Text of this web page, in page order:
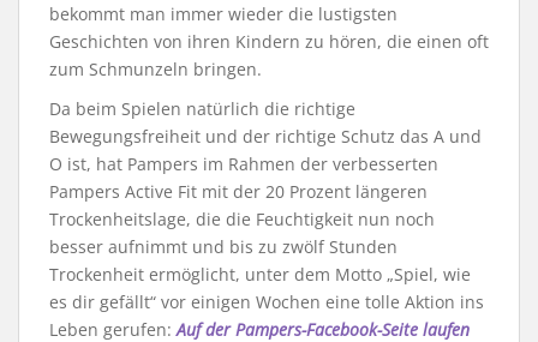
bekommt man immer wieder die lustigsten
Geschichten von ihren Kindern zu hören, die einen oft
zum Schmunzeln bringen.
Da beim Spielen natürlich die richtige
Bewegungsfreiheit und der richtige Schutz das A und
O ist, hat Pampers im Rahmen der verbesserten
Pampers Active Fit mit der 20 Prozent längeren
Trockenheitslage, die die Feuchtigkeit nun noch
besser aufnimmt und bis zu zwölf Stunden
Trockenheit ermöglicht, unter dem Motto „Spiel, wie
es dir gefällt“ vor einigen Wochen eine tolle Aktion ins
Leben gerufen:Auf der Pampers-Facebook-Seite laufen